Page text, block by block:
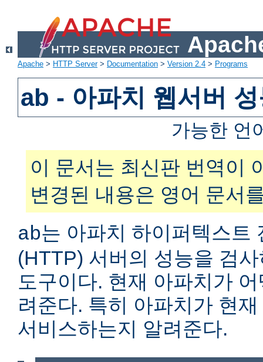
Apache > HTTP Server> Documentation > Version 2.4 > Programs
ab - 아파치 웹서버
가능한 언
이 문서는 최신판 번역이
변경된 내용은 영어 문서
ab는 아파치 하이퍼텍스트
(HTTP) 서버의 성능을 검
도구이다. 현재 아파치가
려준다. 특히 아파치가 현
서비스하는지 알려준다.